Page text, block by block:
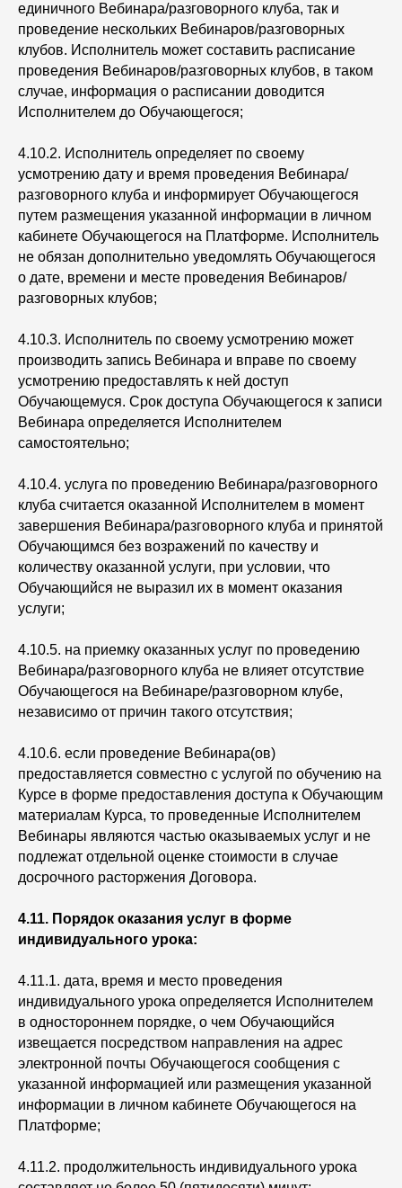
единичного Вебинара/разговорного клуба, так и
проведение нескольких Вебинаров/разговорных
клубов. Исполнитель может составить расписание
проведения Вебинаров/разговорных клубов, в таком
случае, информация о расписании доводится
Исполнителем до Обучающегося;
4.10.2. Исполнитель определяет по своему
усмотрению дату и время проведения Вебинара/
разговорного клуба и информирует Обучающегося
путем размещения указанной информации в личном
кабинете Обучающегося на Платформе. Исполнитель
не обязан дополнительно уведомлять Обучающегося
о дате, времени и месте проведения Вебинаров/
разговорных клубов;
4.10.3. Исполнитель по своему усмотрению может
производить запись Вебинара и вправе по своему
усмотрению предоставлять к ней доступ
Обучающемуся. Срок доступа Обучающегося к записи
Вебинара определяется Исполнителем
самостоятельно;
4.10.4. услуга по проведению Вебинара/разговорного
клуба считается оказанной Исполнителем в момент
завершения Вебинара/разговорного клуба и принятой
Обучающимся без возражений по качеству и
количеству оказанной услуги, при условии, что
Обучающийся не выразил их в момент оказания
услуги;
4.10.5. на приемку оказанных услуг по проведению
Вебинара/разговорного клуба не влияет отсутствие
Обучающегося на Вебинаре/разговорном клубе,
независимо от причин такого отсутствия;
4.10.6. если проведение Вебинара(ов)
предоставляется совместно с услугой по обучению на
Курсе в форме предоставления доступа к Обучающим
материалам Курса, то проведенные Исполнителем
Вебинары являются частью оказываемых услуг и не
подлежат отдельной оценке стоимости в случае
досрочного расторжения Договора.
4.11. Порядок оказания услуг в форме
индивидуального урока:
4.11.1. дата, время и место проведения
индивидуального урока определяется Исполнителем
в одностороннем порядке, о чем Обучающийся
извещается посредством направления на адрес
электронной почты Обучающегося сообщения с
указанной информацией или размещения указанной
информации в личном кабинете Обучающегося на
Платформе;
4.11.2. продолжительность индивидуального урока